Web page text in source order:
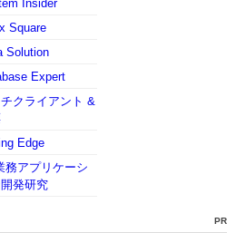
Insider
Square
Solution
Expert
チクライアント &
Edge
務アプリケーシ
開発研究
PR